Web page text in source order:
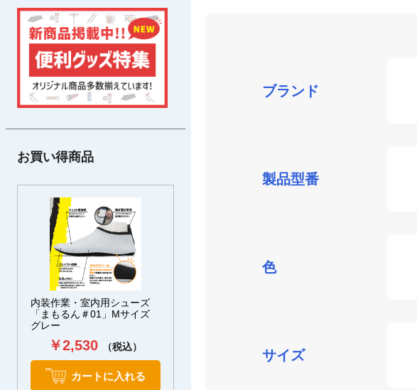
お買い得商品
内装作業・室内用シューズ
「まもるん＃01」Mサイズ
グレー
￥2,530 （税込）
カートに入れる
ブランド
製品型番
色
サイズ